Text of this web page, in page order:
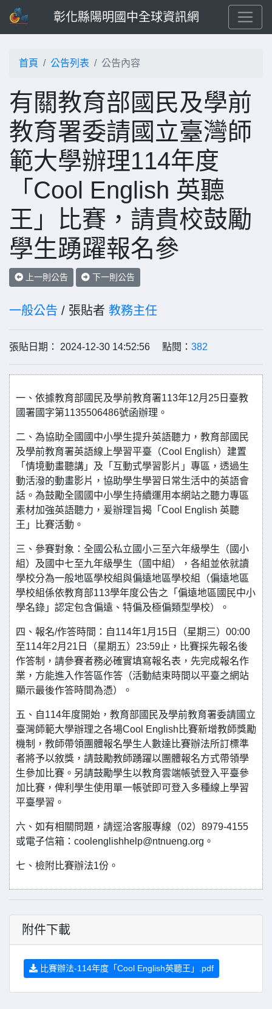
彰化縣陽明國中全球資訊網
首頁 公告列表 公告內容
有關教育部國民及學前
教育署委請國立臺灣師
範大學辦理114年度
「Cool English 英聽
王」比賽，請貴校鼓勵
學生踴躍報名參
上一則公告 下一則公告
一般公告 / 張貼者 教務主任
張貼日期： 2024-12-30 14:52:56 點閱： 382
一、依據教育部國民及學前教育署113年12月25日臺教
國署國字第1135506486號函辦理。
二、為協助全國國中小學生提升英語聽力，教育部國民
及學前教育署英語線上學習平臺（Cool English）建置
「情境動畫聽講」及「互動式學習影片」專區，透過生
動活潑的動畫影片，協助學生學習日常生活中的英語會
話。為鼓勵全國國中小學生持續運用本網站之聽力專區
素材加強英語聽力，爰辦理旨揭「Cool English 英聽
王」比賽活動。
三、參賽對象：全國公私立國小三至六年級學生（國小
組）及國中七至九年級學生（國中組），各組並依就讀
學校分為一般地區學校組與偏遠地區學校組（偏遠地區
學校組係依教育部113學年度公告之「偏遠地區國民中小
學名錄」認定包含偏遠、特偏及極偏類型學校）。
四、報名/作答時間：自114年1月15日（星期三）00:00
至114年2月21日（星期五）23:59止，比賽採先報名後
作答制，請參賽者務必確實填寫報名表，先完成報名作
業，方能進入作答區作答（活動結束時間以平臺之網站
顯示最後作答時間為憑）。
五、自114年度開始，教育部國民及學前教育署委請國立
臺灣師範大學辦理之各場Cool English比賽新增教師獎勵
機制，教師帶領團體報名學生人數達比賽辦法所訂標準
者將予以敘獎，請鼓勵教師踴躍以團體報名方式帶領學
生參加比賽。另請鼓勵學生以教育雲端帳號登入平臺參
加比賽，俾利學生使用單一帳號即可登入多種線上學習
平臺學習。
六、如有相關問題，請逕洽客服專線（02）8979-4155
或電子信箱：coolenglishhelp@ntnueng.org。
七、檢附比賽辦法1份。
附件下載
比賽辦法-114年度「Cool English英聽王」.pdf